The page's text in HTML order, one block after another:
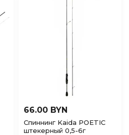
по Наличию
66.00 BYN
Спиннинг Kaida POETIC
штекерный 0,5-6г